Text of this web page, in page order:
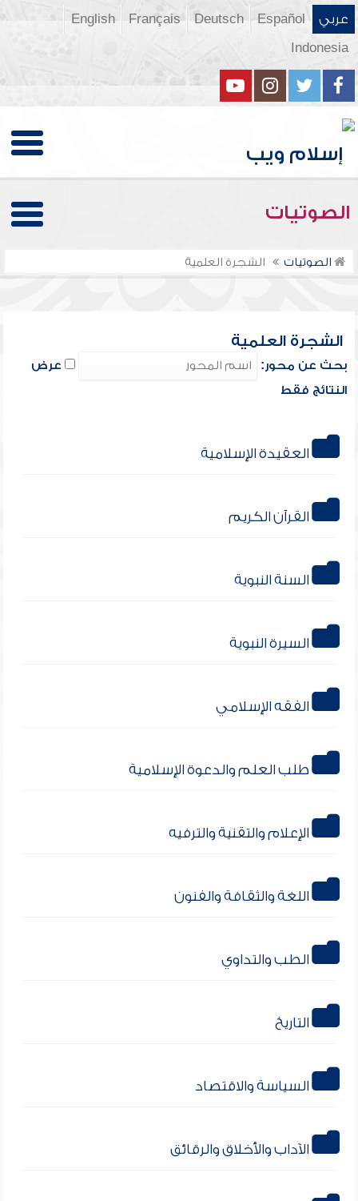
عربي Español
Deutsch
Français
English
Indonesia
الصوتيات
الصوتيات الشجرة العلمية
الشجرة العلمية
بحث عن محور:
عرض
النتائج فقط
العقيدة الإسلامية
القرآن الكريم
السنة النبوية
السيرة النبوية
الفقه الإسلامي
طلب العلم والدعوة الإسلامية
الإعلام والتقنية والترفيه
اللغة والثقافة والفنون
الطب والتداوي
التاريخ
السياسة والاقتصاد
الآداب والأخلاق والرقائق